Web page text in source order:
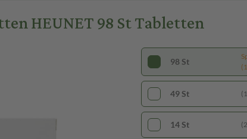
HEUNET 98 St Tabletten
98 St
49 St
14 St